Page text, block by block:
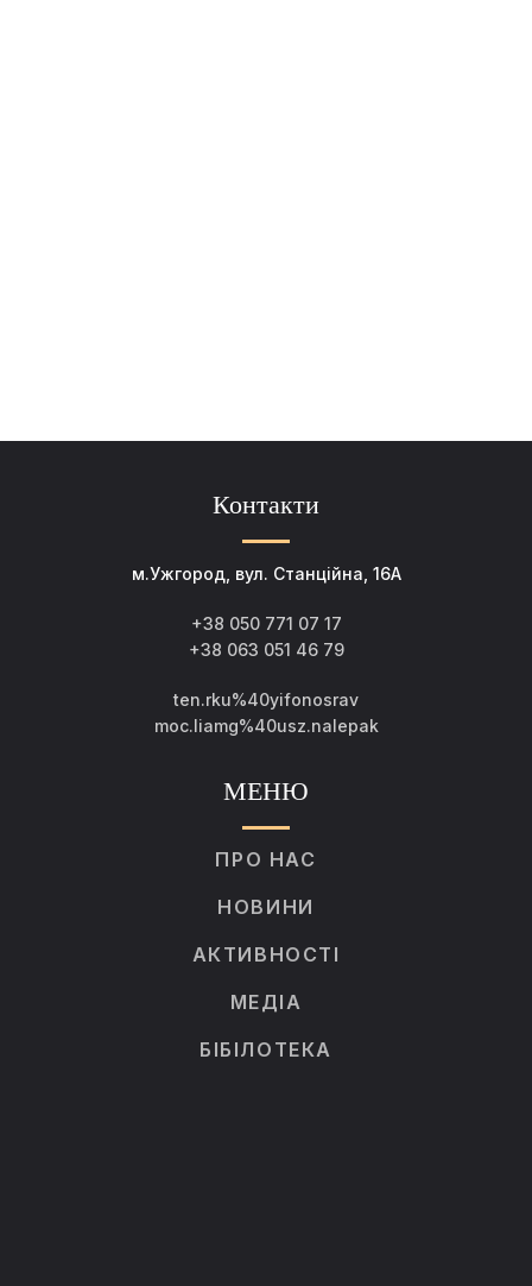
Контакти
м.Ужгород, вул. Станційна, 16А
+38 050 771 07 17
+38 063 051 46 79
ten.rku%40yifonosrav
moc.liamg%40usz.nalepak
МЕНЮ
ПРО НАС
НОВИНИ
АКТИВНОСТІ
МЕДІА
БІБІЛОТЕКА